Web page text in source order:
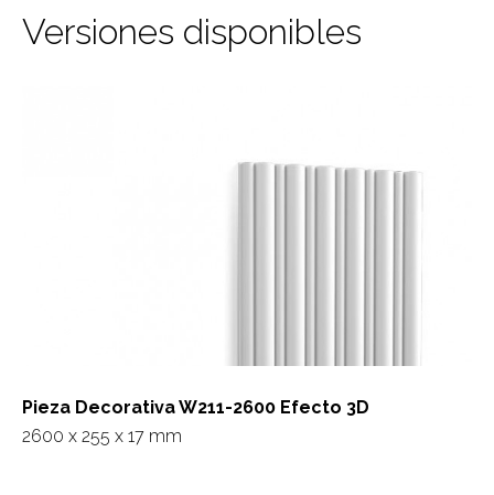
Versiones disponibles
Pieza Decorativa W211-2600 Efecto 3D
2600 x 255 x 17 mm